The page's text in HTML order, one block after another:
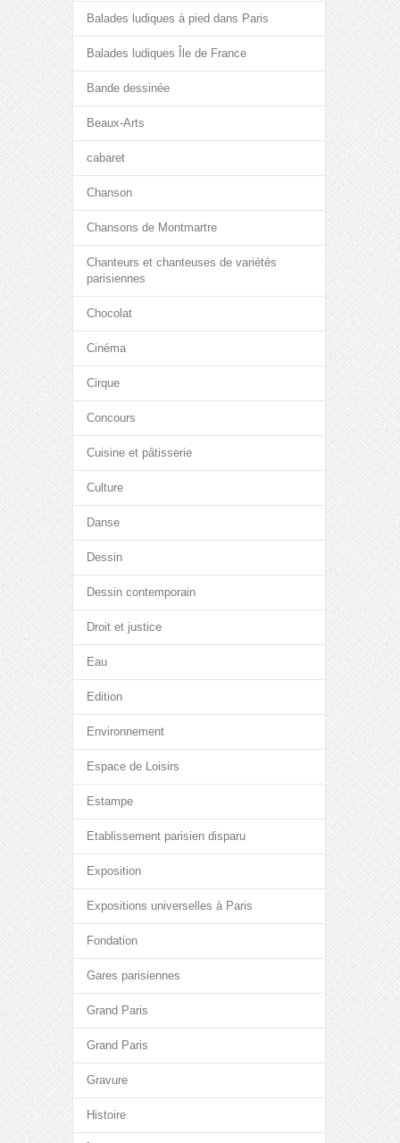
Balades ludiques à pied dans Paris
Balades ludiques Île de France
Bande dessinée
Beaux-Arts
cabaret
Chanson
Chansons de Montmartre
Chanteurs et chanteuses de variétés
parisiennes
Chocolat
Cinéma
Cirque
Concours
Cuisine et pâtisserie
Culture
Danse
Dessin
Dessin contemporain
Droit et justice
Eau
Edition
Environnement
Espace de Loisirs
Estampe
Etablissement parisien disparu
Exposition
Expositions universelles à Paris
Fondation
Gares parisiennes
Grand Paris
Grand Paris
Gravure
Histoire